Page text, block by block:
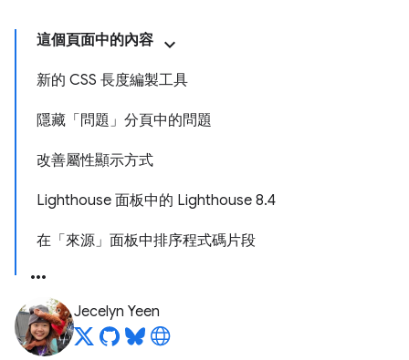
這個頁面中的內容
新的 CSS 長度編製工具
隱藏「問題」分頁中的問題
改善屬性顯示方式
Lighthouse 面板中的 Lighthouse 8.4
在「來源」面板中排序程式碼片段
Jecelyn Yeen